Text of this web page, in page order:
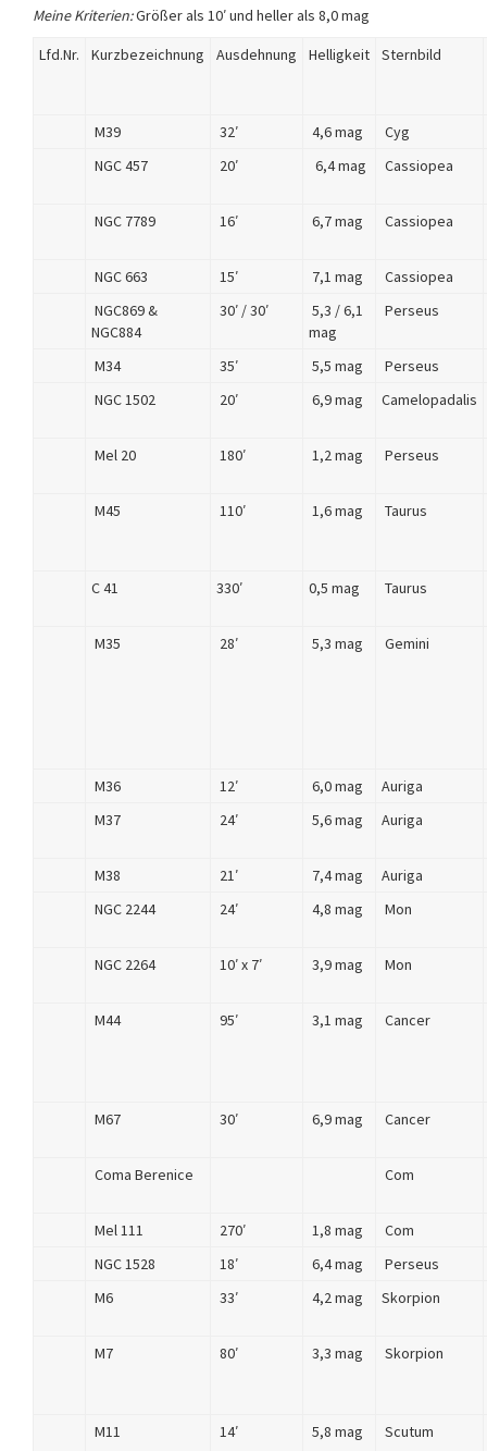
Meine Kriterien:Größer als 10′ und heller als 8,0 mag
Lfd.Nr.
Kurzbezeichnung Ausdehnung Helligkeit Sternbild
M39 32′ 4,6 mag
Cyg
NGC 457
20′ 6,4 mag Cassiopea
NGC 7789 16′ 6,7 mag Cassiopea
NGC 663 15′ 7,1 mag
Cassiopea
NGC869 &
NGC884
30′ / 30′
5,3 / 6,1
mag
Perseus
M34 35′ 5,5 mag
Perseus
NGC 1502
20′ 6,9 mag Camelopadalis
Mel 20 180′ 1,2 mag Perseus
M45 110′ 1,6 mag Taurus
C 41 330′ 0,5 mag Taurus
M35 28′ 5,3 mag Gemini
M36 12′ 6,0 mag
Auriga
M37
24′ 5,6 mag Auriga
M38 21′ 7,4 mag
Auriga
NGC 2244
24′ 4,8 mag Mon
NGC 2264 10′ x 7′ 3,9 mag Mon
M44 95′ 3,1 mag Cancer
M67 30′ 6,9 mag Cancer
Coma Berenice Com
Mel 111 270′ 1,8 mag
Com
NGC 1528
18′ 6,4 mag
Perseus
M6
33′ 4,2 mag Skorpion
M7 80′ 3,3 mag Skorpion
M11 14′ 5,8 mag Scutum